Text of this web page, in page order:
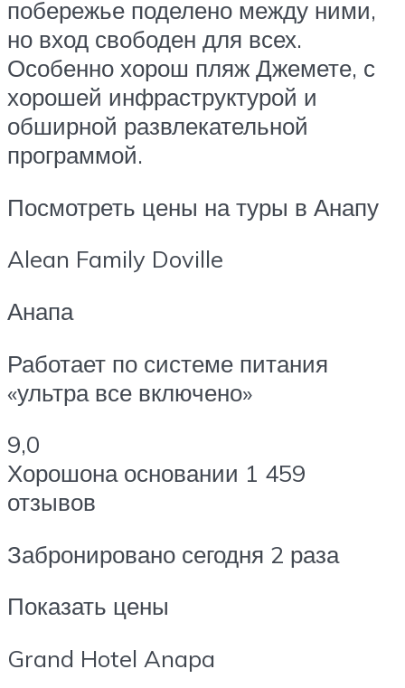
побережье поделено между ними,
но вход свободен для всех.
Особенно хорош пляж Джемете, с
хорошей инфраструктурой и
обширной развлекательной
программой.
Посмотреть цены на туры в Анапу
Alean Family Doville
Анапа
Работает по системе питания
«ультра все включено»
9,0
Хорошона основании 1 459
отзывов
Забронировано сегодня 2 раза
Показать цены
Grand Hotel Anapa